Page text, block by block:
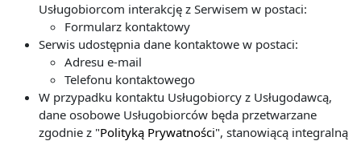
Usługobiorcom interakcję z Serwisem w postaci:
Formularz kontaktowy
Serwis udostępnia dane kontaktowe w postaci:
Adresu e-mail
Telefonu kontaktowego
W przypadku kontaktu Usługobiorcy z Usługodawcą,
dane osobowe Usługobiorców będa przetwarzane
zgodnie z "Polityką Prywatności", stanowiącą integralną